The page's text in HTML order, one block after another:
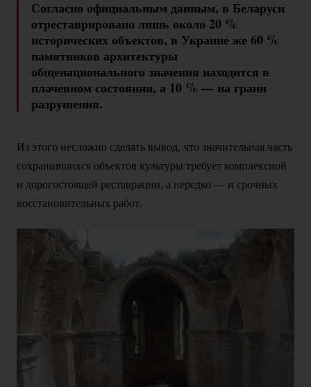
Согласно официальным данным, в Беларуси
отреставрировано лишь около 20 %
исторических объектов, в Украине же60 %
памятников архитектуры
общенационального значения находится в
плачевном состоянии, а 10 % — на грани
разрушения.
Из этого несложно сделать вывод, что значительная часть
сохранившихся объектов культуры требует комплексной
и дорогостоящей реставрации, а нередко — и срочных
восстановительных работ.